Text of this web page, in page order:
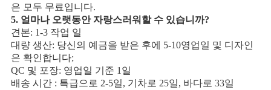
은 모두 무료입니다.
5. 얼마나 오랫동안 자랑스러워할 수 있습니까?
견본: 1-3 작업 일
대량 생산: 당신의 예금을 받은 후에 5-10영업일 및 디자인
은 확인합니다;
QC 및 포장: 영업일 기준 1일
배송 시간 : 특급으로 2-5일, 기차로 25일, 바다로 33일